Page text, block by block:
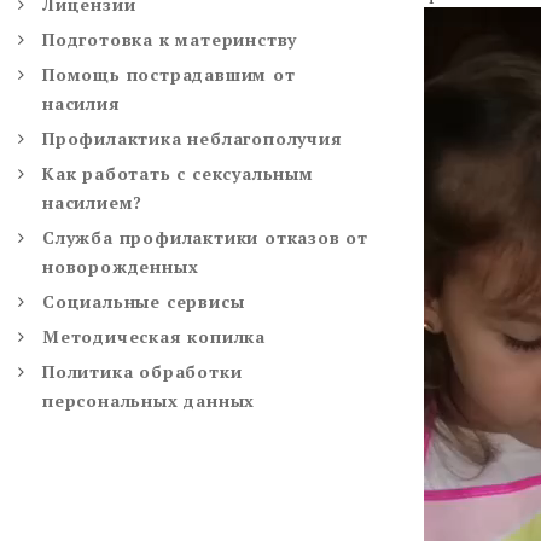
Подготовка к материнству
Помощь пострадавшим от
насилия
Профилактика неблагополучия
Как работать с сексуальным
насилием?
Служба профилактики отказов от
новорожденных
Социальные сервисы
Методическая копилка
Политика обработки
персональных данных